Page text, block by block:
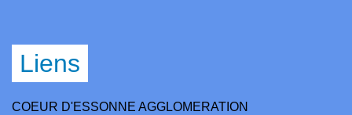
Liens
COEUR D'ESSONNE AGGLOMERATION